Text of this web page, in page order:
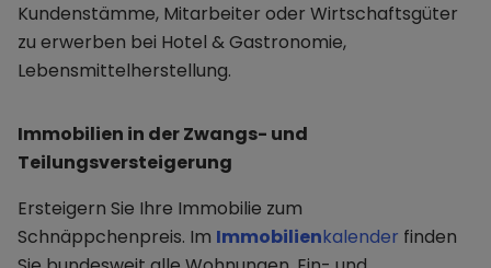
Kundenstämme, Mitarbeiter oder Wirtschaftsgüter
zu erwerben bei Hotel & Gastronomie,
Lebensmittelherstellung.
Immobilien in der Zwangs- und
Teilungsversteigerung
Ersteigern Sie Ihre Immobilie zum
Schnäppchenpreis. Im Immobilienkalender finden